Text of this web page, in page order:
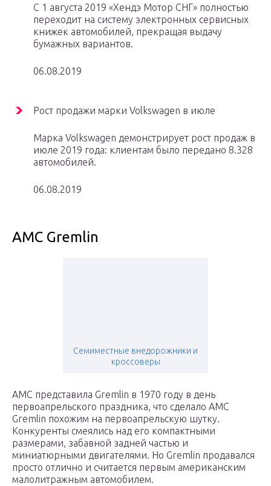
С 1 августа 2019 «Хендэ Мотор СНГ» полностью
переходит на систему электронных сервисных
книжек автомобилей, прекращая выдачу
бумажных вариантов.
06.08.2019
Рост продажи марки Volkswagen в июле
Марка Volkswagen демонстрирует рост продаж в
июле 2019 года: клиентам было передано 8.328
автомобилей.
06.08.2019
AMC Gremlin
Семиместные внедорожники и
кроссоверы
AMC представила Gremlin в 1970 году в день
первоапрельского праздника, что сделало AMC
Gremlin похожим на первоапрельскую шутку.
Конкуренты смеялись над его компактными
размерами, забавной задней частью и
миниатюрными двигателями. Но Gremlin продавался
просто отлично и считается первым американским
малолитражным автомобилем.